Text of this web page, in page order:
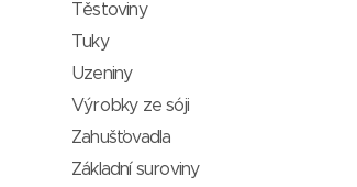
Těstoviny
Tuky
Uzeniny
Výrobky ze sóji
Zahušťovadla
Základní suroviny